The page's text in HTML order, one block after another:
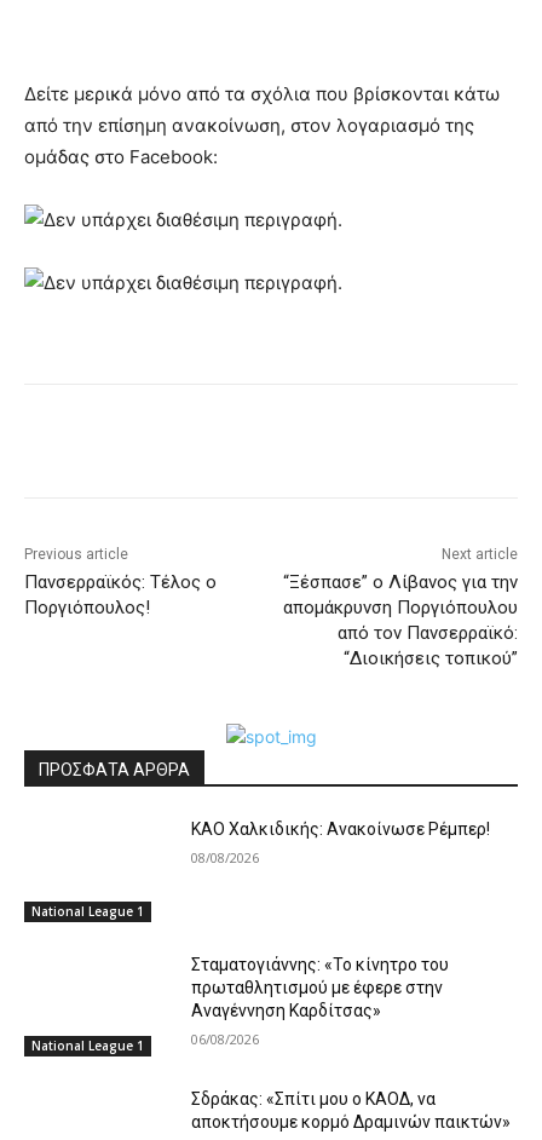
Δείτε μερικά μόνο από τα σχόλια που βρίσκονται κάτω
από την επίσημη ανακοίνωση, στον λογαριασμό της
ομάδας στο Facebook:
Previous article
Πανσερραϊκός: Τέλος ο
Ποργιόπουλος!
Next article
“Ξέσπασε” ο Λίβανος για την
απομάκρυνση Ποργιόπουλου
από τον Πανσερραϊκό:
“Διοικήσεις τοπικού”
ΠΡΟΣΦΑΤΑ ΑΡΘΡΑ
National League 1
ΚΑΟ Χαλκιδικής: Ανακοίνωσε Ρέμπερ!
08/08/2026
National League 1
Σταματογιάννης: «Το κίνητρο του
πρωταθλητισμού με έφερε στην
Αναγέννηση Καρδίτσας»
06/08/2026
Σδράκας: «Σπίτι μου ο ΚΑΟΔ, να
αποκτήσουμε κορμό Δραμινών παικτών»